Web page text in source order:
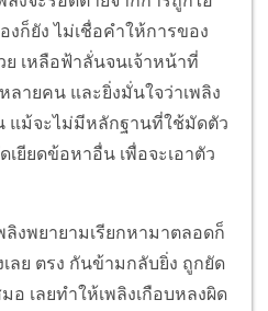
ก็ยัง ไม่เชื่อคำให้การของ
ย เหลือฟ้าลั่นจนเจ้าหน้าที่
ลายคน และยิ่งมั่นใจว่าเพลิง
แม้จะไม่มีหลักฐานที่ใช้มัดตัว
ยียดข้อหาอื่น เพื่อจะเอาตัว
พยายามเรียกหามาตลอดก็
เลย ตรง กันข้ามกลับยิ่ง ถูกยัด
อ เลยทำให้เพลิงเกือบหลงผิด